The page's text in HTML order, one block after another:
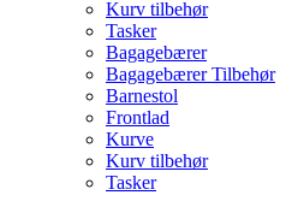
Kurv tilbehør
Tasker
Bagagebærer
Bagagebærer Tilbehør
Barnestol
Frontlad
Kurve
Kurv tilbehør
Tasker